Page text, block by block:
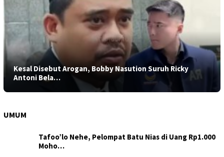
Kesal Disebut Arogan, Bobby Nasution Suruh Ricky
Antoni Bela…
UMUM
Tafoo’lo Nehe, Pelompat Batu Nias di Uang Rp1.000
Moho…